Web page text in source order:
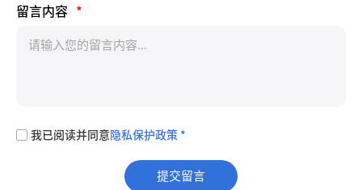
留言内容 *
我已阅读并同意 隐私保护政策 *